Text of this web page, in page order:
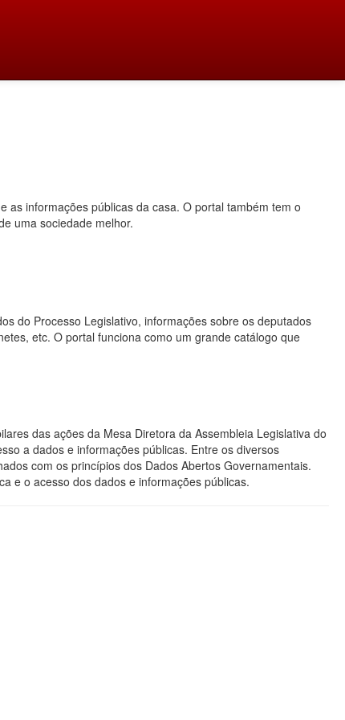
as informações públicas da casa. O portal também tem o
uma sociedade melhor.
do Processo Legislativo, informações sobre os deputados
etc. O portal funciona como um grande catálogo que
das ações da Mesa Diretora da Assembleia Legislativa do
a dados e informações públicas. Entre os diversos
com os princípios dos Dados Abertos Governamentais.
e o acesso dos dados e informações públicas.